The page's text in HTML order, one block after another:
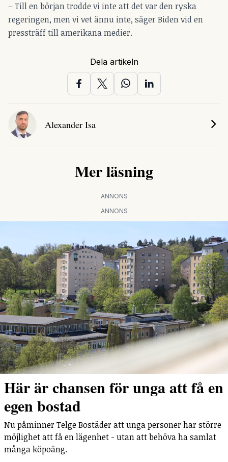
– Till en början trodde vi inte att det var den ryska
regeringen, men vi vet ännu inte, säger Biden vid en
pressträff till amerikana medier.
Dela artikeln
Alexander Isa
Mer läsning
ANNONS
ANNONS
Här är chansen för unga att få en
egen bostad
Nu påminner Telge Bostäder att unga personer har större
möjlighet att få en lägenhet - utan att behöva ha samlat
många köpoäng.